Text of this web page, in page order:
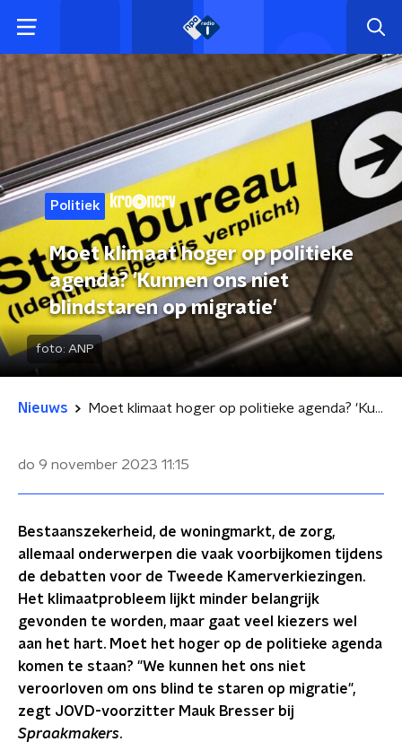
Politiek
Moet klimaat hoger op politieke
agenda? 'Kunnen ons niet
blindstaren op migratie'
foto: ANP
Nieuws Moet klimaat hoger op politieke agenda? 'Kunnen ons niet blindstaren op migratie'
do 9 november 2023 11:15
Bestaanszekerheid, de woningmarkt, de zorg,
allemaal onderwerpen die vaak voorbijkomen tijdens
de debatten voor de Tweede Kamerverkiezingen.
Het klimaatprobleem lijkt minder belangrijk
gevonden te worden, maar gaat veel kiezers wel
aan het hart. Moet het hoger op de politieke agenda
komen te staan? "We kunnen het ons niet
veroorloven om ons blind te staren op migratie",
zegt JOVD-voorzitter Mauk Bresser bij
Spraakmakers.